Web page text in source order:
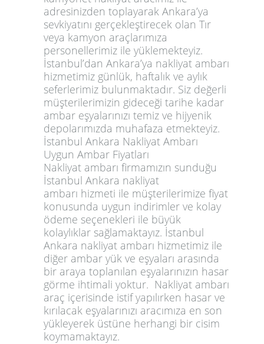
adresinizden toplayarak Ankara’ya
sevkiyatını gerçekleştirecek olan Tır
veya kamyon araçlarımıza
personellerimiz ile yüklemekteyiz.
İstanbul’dan Ankara’ya nakliyat ambarı
hizmetimiz günlük, haftalık ve aylık
seferlerimiz bulunmaktadır. Siz değerli
müşterilerimizin gideceği tarihe kadar
ambar eşyalarınızı temiz ve hijyenik
depolarımızda muhafaza etmekteyiz.
İstanbul Ankara Nakliyat Ambarı
Uygun Ambar Fiyatları
Nakliyat ambarı firmamızın sunduğu
İstanbul Ankara nakliyat
ambarı hizmeti ile müşterilerimize fiyat
konusunda uygun indirimler ve kolay
ödeme seçenekleri ile büyük
kolaylıklar sağlamaktayız. İstanbul
Ankara nakliyat ambarı hizmetimiz ile
diğer ambar yük ve eşyaları arasında
bir araya toplanılan eşyalarınızın hasar
görme ihtimali yoktur. Nakliyat ambarı
araç içerisinde istif yapılırken hasar ve
kırılacak eşyalarınızı aracımıza en son
yükleyerek üstüne herhangi bir cisim
koymamaktayız.